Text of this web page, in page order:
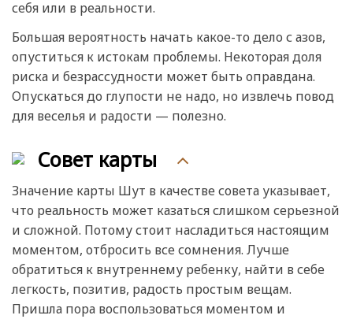
себя или в реальности.
Большая вероятность начать какое-то дело с азов,
опуститься к истокам проблемы. Некоторая доля
риска и безрассудности может быть оправдана.
Опускаться до глупости не надо, но извлечь повод
для веселья и радости — полезно.
Совет карты
Значение карты Шут в качестве совета указывает,
что реальность может казаться слишком серьезной
и сложной. Потому стоит насладиться настоящим
моментом, отбросить все сомнения. Лучше
обратиться к внутреннему ребенку, найти в себе
легкость, позитив, радость простым вещам.
Пришла пора воспользоваться моментом и